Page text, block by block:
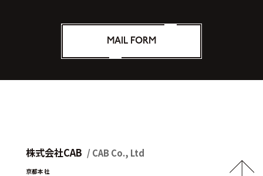
MAIL FORM
株式会社CAB / CAB Co., Ltd
京都本社